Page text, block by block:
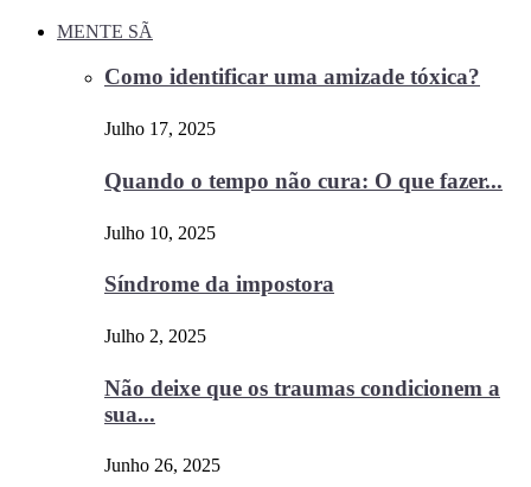
MENTE SÃ
Como identificar uma amizade tóxica?
Julho 17, 2025
Quando o tempo não cura: O que fazer...
Julho 10, 2025
Síndrome da impostora
Julho 2, 2025
Não deixe que os traumas condicionem a
sua...
Junho 26, 2025